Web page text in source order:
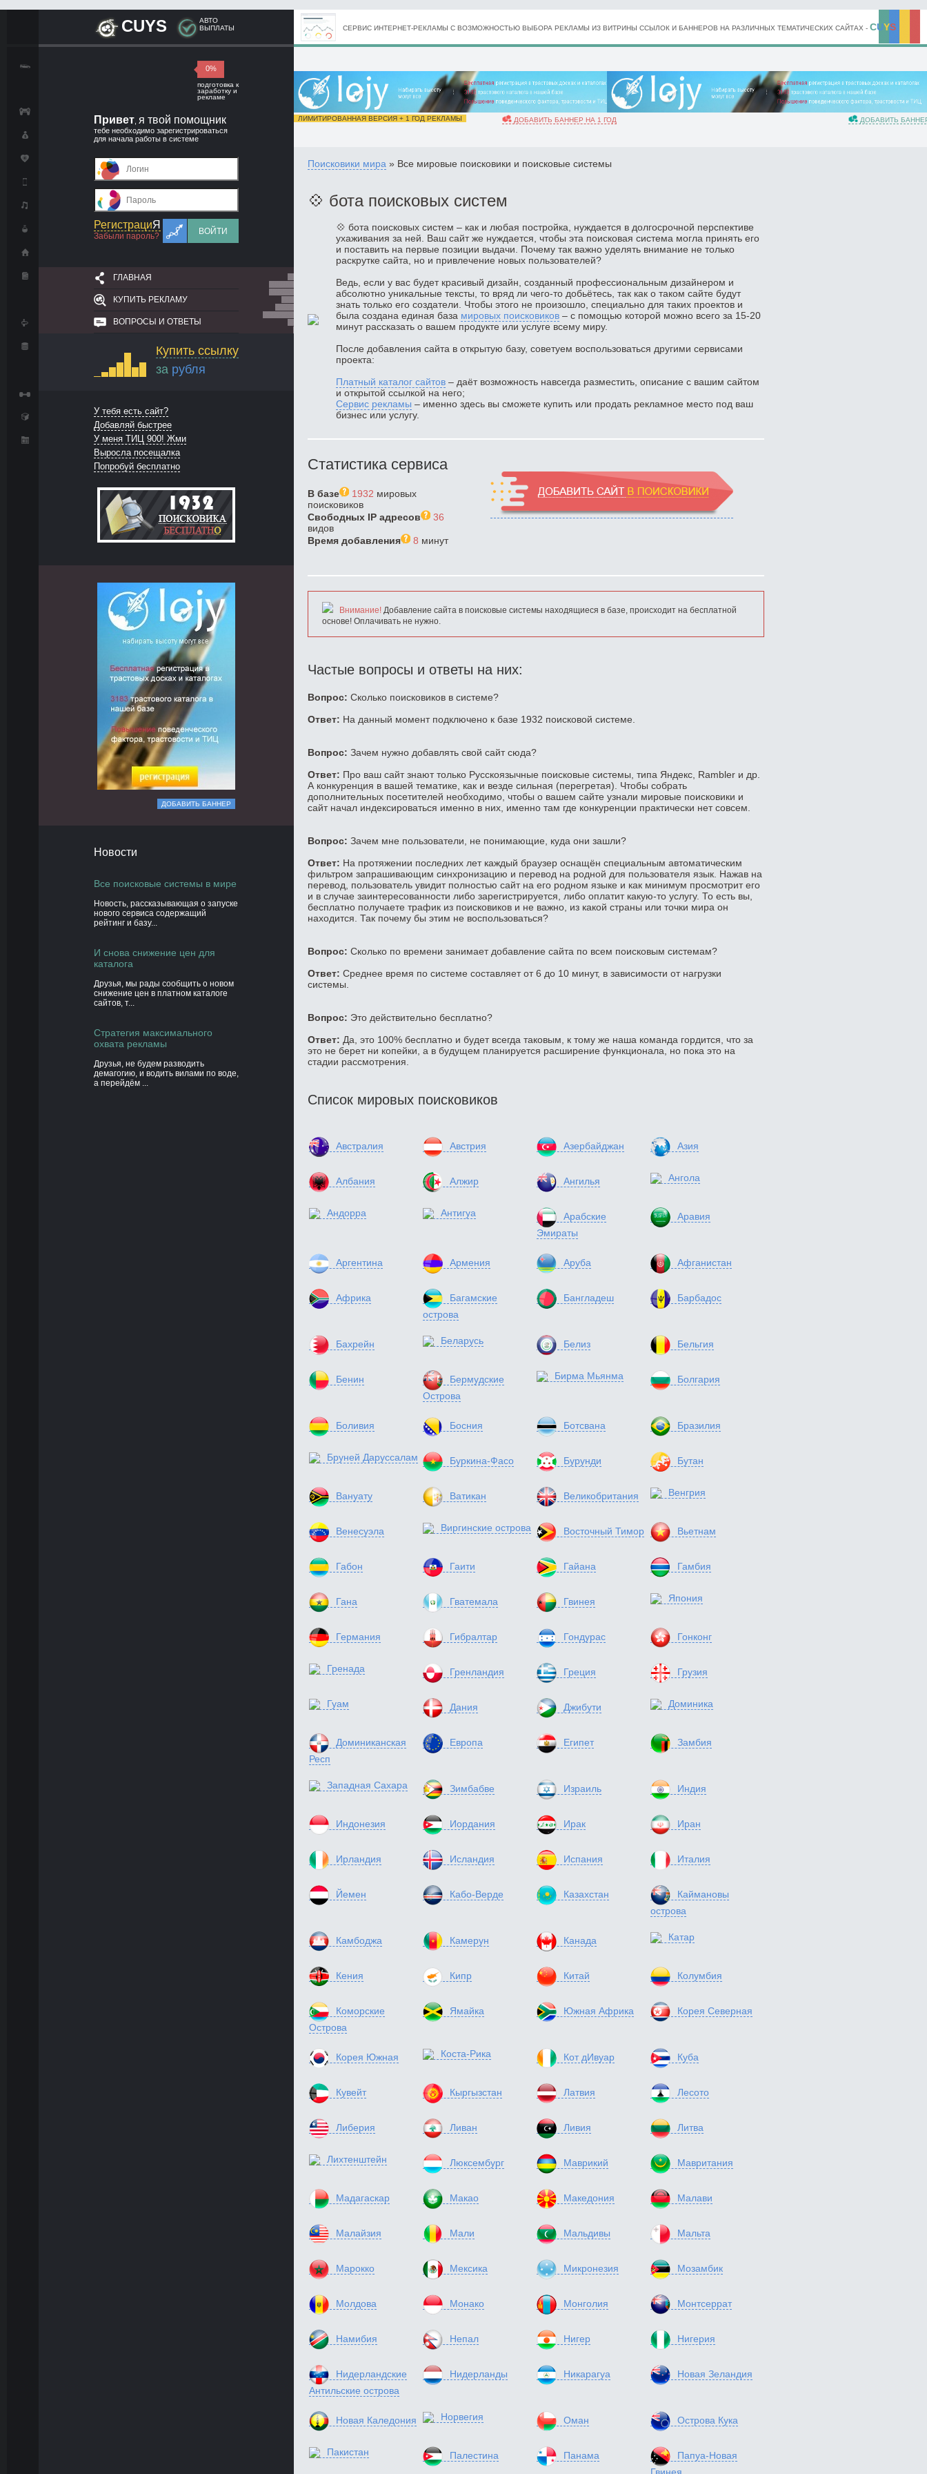
CUYS
АВТО
ВЫПЛАТЫ
0%
подготовка к
заработку и
рекламе
Привет я твой помощник
тебе необходимо зарегистрироваться
для начала работы в системе
РегистрациЯ
Забыли пароль?
ВОЙТИ
ГЛАВНАЯ
КУПИТЬ РЕКЛАМУ
ВОПРОСЫ И ОТВЕТЫ
Купить ссылку
за рубля
У тебя есть сайт?
Добавляй быстрее
У меня ТИЦ 900! Жми
Выросла посещалка
Попробуй бесплатно
ДОБАВИТЬ БАННЕР
Новости
Все поисковые системы в мире
Новость, рассказывающая о запуске
нового сервиса содержащий
рейтинг и базу...
И снова снижение цен для
каталога
Друзья, мы рады сообщить о новом
снижение цен в платном каталоге
сайтов, т...
Стратегия максимального
охвата рекламы
Друзья, не будем разводить
демагогию, и водить вилами по воде,
а перейдём ...
СЕРВИС ИНТЕРНЕТ-РЕКЛАМЫ С ВОЗМОЖНОСТЬЮ ВЫБОРА РЕКЛАМЫ ИЗ ВИТРИНЫ ССЫЛОК И БАННЕРОВ НА РАЗЛИЧНЫХ ТЕМАТИЧЕСКИХ САЙТАХ - CUYS
ЛИМИТИРОВАННАЯ ВЕРСИЯ + 1 ГОД РЕКЛАМЫ ДОБАВИТЬ БАННЕР НА 1 ГОД ДОБАВИТЬ
Поисковики мира » Все мировые поисковики и поисковые системы
💠 бота поисковых систем
💠 бота поисковых систем – как и любая постройка, нуждается в долгосрочной перспективе
ухаживания за ней. Ваш сайт же нуждается, чтобы эта поисковая система могла принять его
и поставить на первые позиции выдачи. Почему так важно уделять внимание не только
раскрутке сайта, но и привлечение новых пользователей?
Ведь, если у вас будет красивый дизайн, созданный профессиональным дизайнером и
абсолютно уникальные тексты, то вряд ли чего-то добьётесь, так как о таком сайте будут
знать только его создатели. Чтобы этого не произошло, специально для таких проектов и
была создана единая база мировых поисковиков – с помощью которой можно всего за 15-20
минут рассказать о вашем продукте или услуге всему миру.
После добавления сайта в открытую базу, советуем воспользоваться другими сервисами
проекта:
Платный каталог сайтов – даёт возможность навсегда разместить, описание с вашим сайтом
и открытой ссылкой на него;
Сервис рекламы – именно здесь вы сможете купить или продать рекламное место под ваш
бизнес или услугу.
Статистика сервиса
В базе 1932 мировых
поисковиков
Свободных IP адресов
36
видов
Время добавления
8 минут
Внимание! Добавление сайта в поисковые системы находящиеся в базе, происходит на бесплатной
основе! Оплачивать не нужно.
Частые вопросы и ответы на них:
Вопрос: Сколько поисковиков в системе?
Ответ: На данный момент подключено к базе 1932 поисковой системе.
Вопрос: Зачем нужно добавлять свой сайт сюда?
Ответ: Про ваш сайт знают только Русскоязычные поисковые системы, типа Яндекс, Rambler и др.
А конкуренция в вашей тематике, как и везде сильная (перегретая). Чтобы собрать
дополнительных посетителей необходимо, чтобы о вашем сайте узнали мировые поисковики и
сайт начал индексироваться именно в них, именно там где конкуренции практически нет совсем.
Вопрос: Зачем мне пользователи, не понимающие, куда они зашли?
Ответ: На протяжении последних лет каждый браузер оснащён специальным автоматическим
фильтром запрашивающим синхронизацию и перевод на родной для пользователя язык. Нажав на
перевод, пользователь увидит полностью сайт на его родном языке и как минимум просмотрит его
и в случае заинтересованности либо зарегистрируется, либо оплатит какую-то услугу. То есть вы,
бесплатно получаете трафик из поисковиков и не важно, из какой страны или точки мира он
находится. Так почему бы этим не воспользоваться?
Вопрос: Сколько по времени занимает добавление сайта по всем поисковым системам?
Ответ: Среднее время по системе составляет от 6 до 10 минут, в зависимости от нагрузки
системы.
Вопрос: Это действительно бесплатно?
Ответ: Да, это 100% бесплатно и будет всегда таковым, к тому же наша команда гордится, что за
это не берет ни копейки, а в будущем планируется расширение функционала, но пока это на
стадии рассмотрения.
Список мировых поисковиков
Австралия Австрия Азербайджан Азия
Албания Алжир Ангилья Ангола
Андорра Антигуа
Арабские
Эмираты
Аравия
Аргентина Армения Аруба Афганистан
Африка
Багамские
острова
Бангладеш Барбадос
Бахрейн Беларусь Белиз Бельгия
Бенин
Бермудские
Острова
Бирма Мьянма Болгария
Боливия Босния Ботсвана Бразилия
Бруней Даруссалам Буркина-Фасо Бурунди Бутан
Вануату Ватикан Великобритания Венгрия
Венесуэла Виргинские острова Восточный Тимор Вьетнам
Габон Гаити Гайана Гамбия
Гана Гватемала Гвинея Япония
Германия Гибралтар Гондурас Гонконг
Гренада Гренландия Греция Грузия
Гуам Дания Джибути Доминика
Доминиканская
Респ
Европа Египет Замбия
Западная Сахара Зимбабве Израиль Индия
Индонезия Иордания Ирак Иран
Ирландия Исландия Испания Италия
Йемен Кабо-Верде Казахстан
Каймановы
острова
Камбоджа Камерун Канада Катар
Кения Кипр Китай Колумбия
Коморские
Острова
Ямайка Южная Африка Корея Северная
Корея Южная Коста-Рика Кот дИвуар Куба
Кувейт Кыргызстан Латвия Лесото
Либерия Ливан Ливия Литва
Лихтенштейн Люксембург Маврикий Мавритания
Мадагаскар Макао Македония Малави
Малайзия Мали Мальдивы Мальта
Марокко Мексика Микронезия Мозамбик
Молдова Монако Монголия Монтсеррат
Намибия Непал Нигер Нигерия
Нидерландские
Антильские острова
Нидерланды Никарагуа Новая Зеландия
Новая Каледония Норвегия Оман Острова Кука
Пакистан Палестина Панама
Папуа-Новая